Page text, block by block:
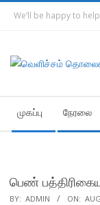
SkipWe’ll be happy to
Navigation
Menu
முகப்பு நேரலை
பெண்
BY: ADMIN ON: